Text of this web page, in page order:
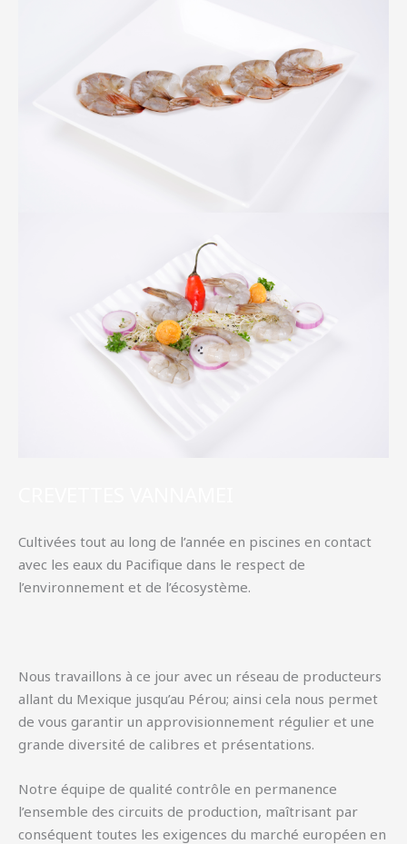
Cultivées tout au long de l’année en piscines en contact
avec les eaux du Pacifique dans le respect de
l’environnement et de l’écosystème.
Nous travaillons à ce jour avec un réseau de producteurs
allant du Mexique jusqu’au Pérou; ainsi cela nous permet
de vous garantir un approvisionnement régulier et une
grande diversité de calibres et présentations.
Notre équipe de qualité contrôle en permanence
l’ensemble des circuits de production, maîtrisant par
conséquent toutes les exigences du marché européen en